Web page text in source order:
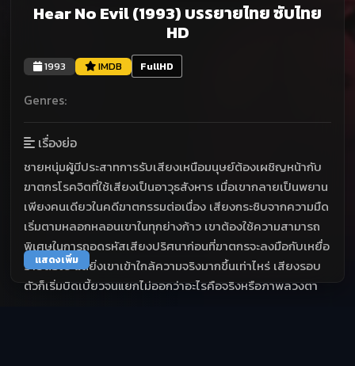
Hear No Evil (1993) บรรยายไทย ซับไทย
HD
1993 IMDB FullHD
Genres:
เรื่องย่อ
ชายหนุ่มผู้มีประสาทการรับเสียงเหนือมนุษย์ต้องเผชิญหน้ากับ
ฆาตกรโรคจิตที่ใช้เสียงเป็นอาวุธสังหาร เมื่อเขากลายเป็นพยาน
เพียงคนเดียวในคดีฆาตกรรมต่อเนื่อง เสียงกระซิบจากความมืด
เริ่มตามหลอกหลอนเขาในทุกย่างก้าว เขาต้องใช้ความสามารถ
พิเศษในการถอดรหัสเสียงปริศนาก่อนที่ฆาตกรจะลงมือกับเหยื่อ
รายต่อไป แต่ยิ่งเขาเข้าใกล้ความจริงมากขึ้นเท่าไหร่ เสียงรอบ
ตัวก็เริ่มบิดเบี้ยวจนแยกไม่ออกว่าอะไรคือจริงหรือภาพลวงตา
แสดงเพิ่ม